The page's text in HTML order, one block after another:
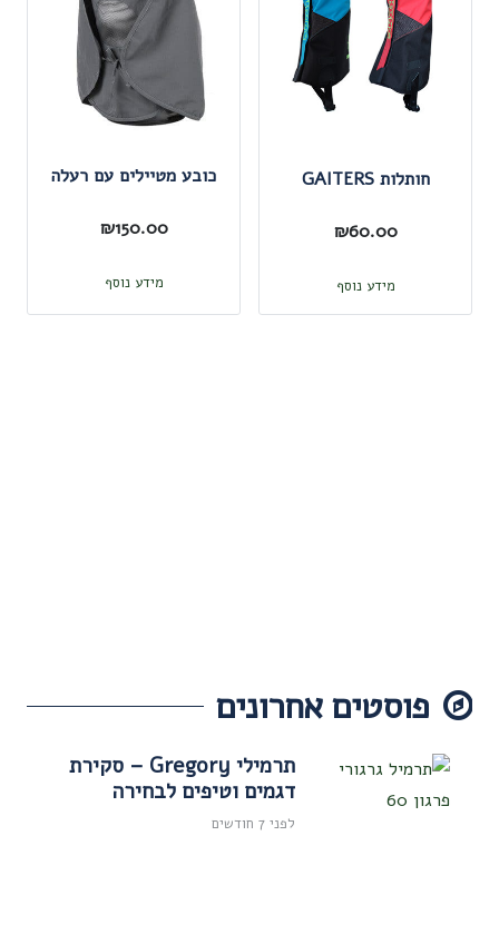
חותלות GAITERS
₪60.00
מידע נוסף
כובע מטיילים עם רעלה
₪150.00
מידע נוסף
פוסטים אחרונים
תרמילי Gregory – סקירת
דגמים וטיפים לבחירה
לפני 7 חודשים